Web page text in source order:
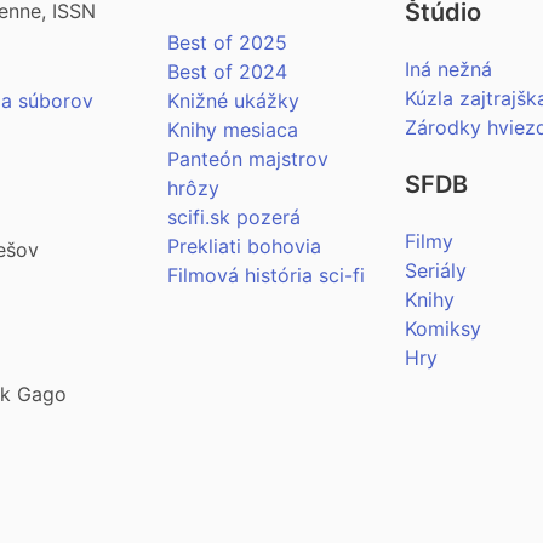
ISSN
súborov
Gago
Best of 2025
Best of 2024
Knižné ukážky
Knihy mesiaca
Panteón majstrov
hrôzy
scifi.sk pozerá
Prekliati bohovia
Filmová história sci-fi
Štúdio
Iná nežná
Kúzla
Zárodky
SFDB
Filmy
Seriály
Knihy
Komiksy
Hry